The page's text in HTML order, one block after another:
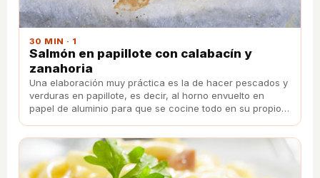
30 MIN · 1
Salmón en papillote con calabacín y
zanahoria
Una elaboración muy práctica es la de hacer pescados y
verduras en papillote, es decir, al horno envuelto en
papel de aluminio para que se cocine todo en su propio